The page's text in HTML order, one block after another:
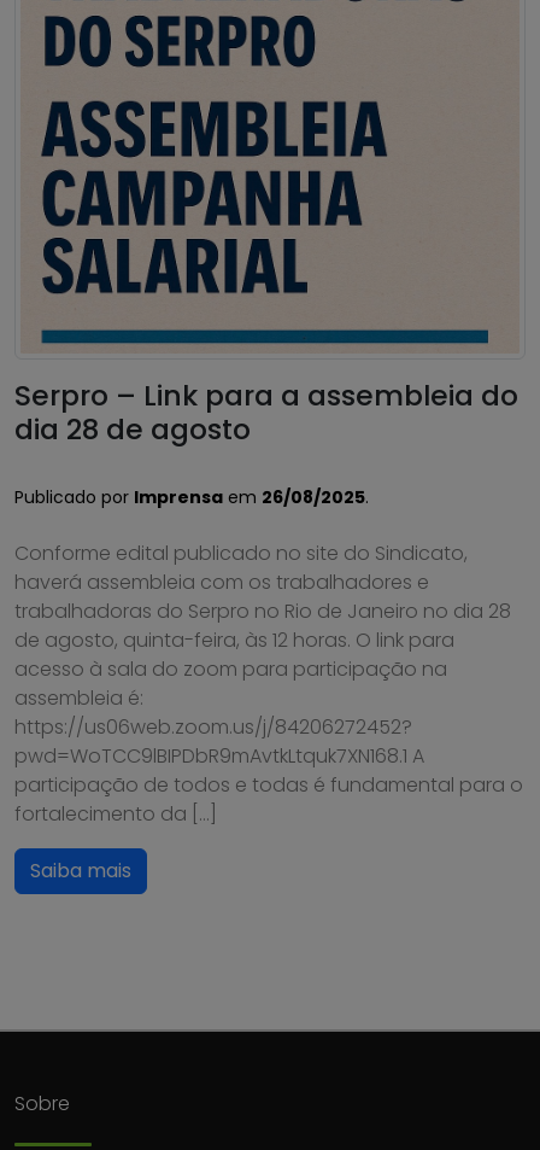
Serpro – Link para a assembleia do
dia 28 de agosto
Publicado por Imprensa em 26/08/2025.
Conforme edital publicado no site do Sindicato,
haverá assembleia com os trabalhadores e
trabalhadoras do Serpro no Rio de Janeiro no dia 28
de agosto, quinta-feira, às 12 horas. O link para
acesso à sala do zoom para participação na
assembleia é:
https://us06web.zoom.us/j/84206272452?
pwd=WoTCC9lBIPDbR9mAvtkLtquk7XN168.1 A
participação de todos e todas é fundamental para o
fortalecimento da […]
Saiba mais
Sobre